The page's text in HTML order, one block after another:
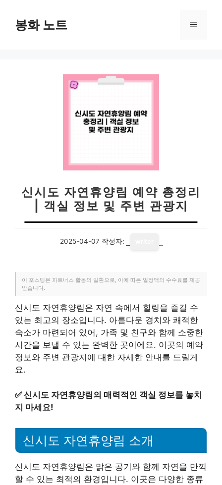
봉화 노트 메
신시도 자연휴양림 예약 총정리
| 객실 정보 및 주변 관광지
2025-04-07 작성자:
이 포스팅은 파트너스 활동의 일환으로, 이에 따른 일정액의 수수료를 제공
받습니다.
신시도 자연휴양림은 자연 속에서 힐링을 즐길 수
있는 최고의 장소입니다. 아름다운 경치와 쾌적한
숙소가 마련되어 있어, 가족 및 친구와 함께 소중한
시간을 보낼 수 있는 완벽한 곳이에요. 이곳의 예약
정보와 주변 관광지에 대한 자세한 안내를 드릴게
요.
✅신시도 자연휴양림의 매력적인 객실 정보를 놓치
지 마세요!
신시도 자연휴양림 소개
신시도 자연휴양림은 맑은 공기와 함께 자연을 만끽
할 수 있는 최적의 환경입니다. 이곳은 다양한 종류